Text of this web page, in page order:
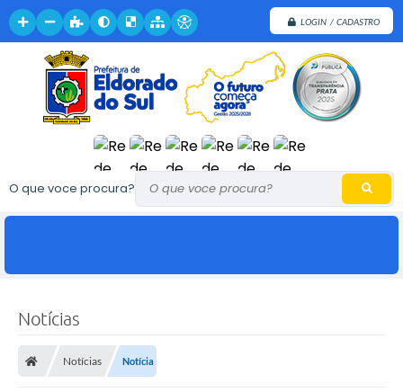
LOGIN / CADASTRO
O que voce procura?
Notícias
Notícias Notícia